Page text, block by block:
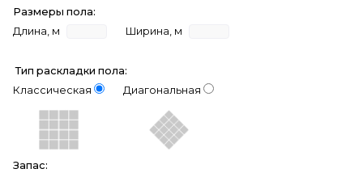
Размеры пола:
Длина, м
Ширина, м
Тип раскладки пола:
Классическая
Диагональная
Запас: